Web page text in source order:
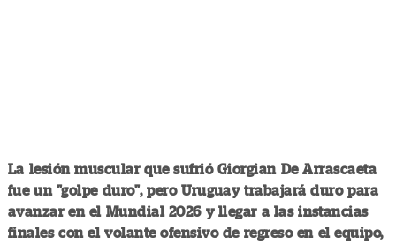
La lesión muscular que sufrió Giorgian De Arrascaeta
fue un "golpe duro", pero Uruguay trabajará duro para
avanzar en el Mundial 2026 y llegar a las instancias
finales con el volante ofensivo de regreso en el equipo,